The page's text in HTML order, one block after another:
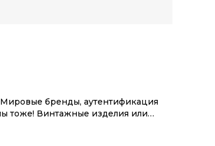
бренды, аутентификация
тоже! Винтажные изделия или